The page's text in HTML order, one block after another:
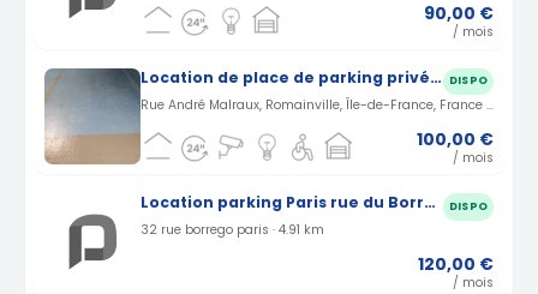
90,00 €
/ mois
Location de place de parking privé sécurisé DISPO
Rue André Malraux, Romainville, Île-de-France, France · 2.96 km
100,00 €
/ mois
Location parking Paris rue du Borrégo (75) DISPO
32 rue borrego paris · 4.91 km
120,00 €
/ mois